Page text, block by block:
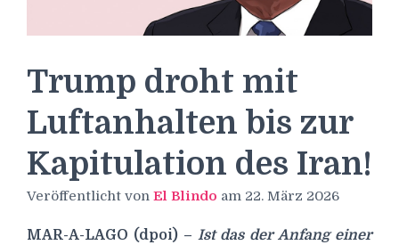
Trump droht mit
Luftanhalten bis zur
Kapitulation des Iran!
Veröffentlicht von El Blindo am 22. März 2026
MAR-A-LAGO (dpoi)– Ist das der Anfang einer